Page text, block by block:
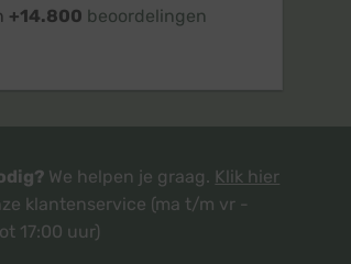
+14.800 beoordelingen
We helpen je graag. Klik hier
klantenservice (ma t/m vr -
17:00 uur)